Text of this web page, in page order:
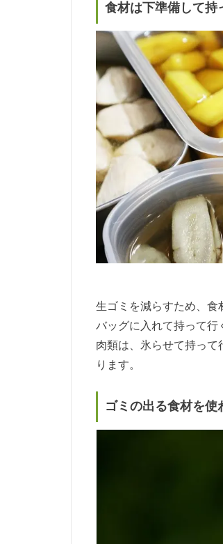
食材は下準備して持
生ゴミを減らすため、食
バッグに入れて持って行
肉類は、氷らせて持っ
ります。
ゴミの出る食材を使